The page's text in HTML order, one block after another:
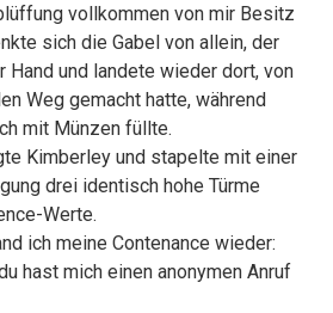
vollkommen von mir Besitz
sich die Gabel von allein, der
Hand und landete wieder dort, von
Weg gemacht hatte, während
mit Münzen füllte.
Kimberley und stapelte mit einer
drei identisch hohe Türme
Werte.
ich meine Contenance wieder:
hast mich einen anonymen Anruf